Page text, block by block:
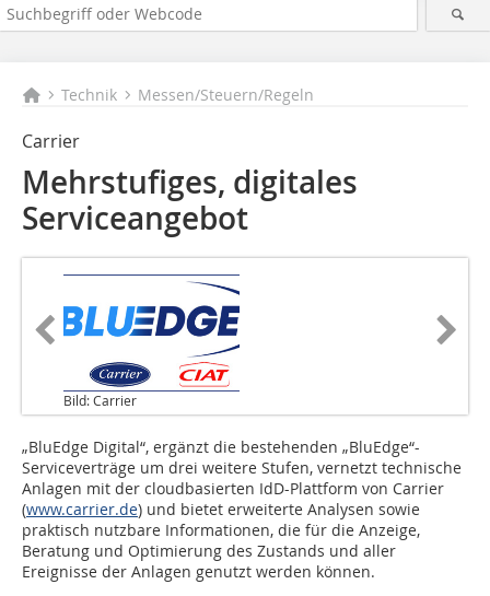
Technik Messen/Steuern/Regeln
Carrier
Mehrstufiges, digitales
Serviceangebot
Bild: Carrier
„BluEdge Digital“, ergänzt die bestehenden „BluEdge“-
Serviceverträge um drei weitere Stufen, vernetzt technische
Anlagen mit der cloudbasierten IdD-Plattform von Carrier
(www.carrier.de) und bietet erweiterte Analysen sowie
praktisch nutzbare Informationen, die für die Anzeige,
Beratung und Optimierung des Zustands und aller
Ereignisse der Anlagen genutzt werden können.